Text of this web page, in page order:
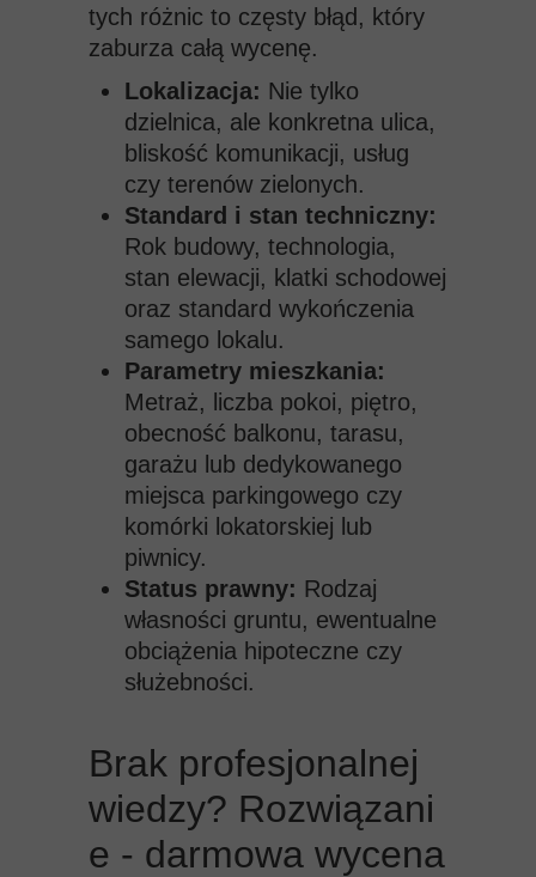
tych różnic to częsty błąd, który
zaburza całą wycenę.
Lokalizacja: Nie tylko
dzielnica, ale konkretna ulica,
bliskość komunikacji, usług
czy terenów zielonych.
Standard i stan techniczny:
Rok budowy, technologia,
stan elewacji, klatki schodowej
oraz standard wykończenia
samego lokalu.
Parametry mieszkania:
Metraż, liczba pokoi, piętro,
obecność balkonu, tarasu,
garażu lub dedykowanego
miejsca parkingowego czy
komórki lokatorskiej lub
piwnicy.
Status prawny: Rodzaj
własności gruntu, ewentualne
obciążenia hipoteczne czy
służebności.
Brak profesjonalnej
wiedzy? Rozwiązani
e - darmowa wycena